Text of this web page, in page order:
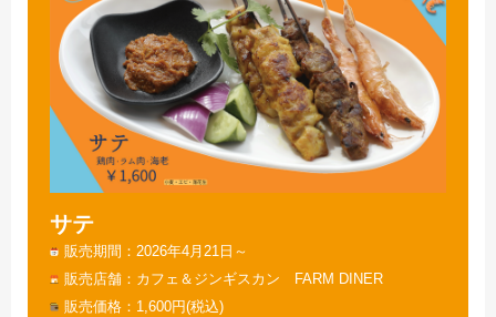
サテ
販売期間
2026年4月21日～
販売店舗
カフェ＆ジンギスカン FARM DINER
販売価格
1,600円(税込)